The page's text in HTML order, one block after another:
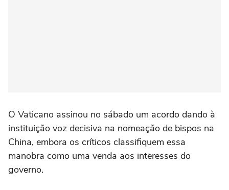
O Vaticano assinou no sábado um acordo dando à
instituição voz decisiva na nomeação de bispos na
China, embora os críticos classifiquem essa
manobra como uma venda aos interesses do
governo.